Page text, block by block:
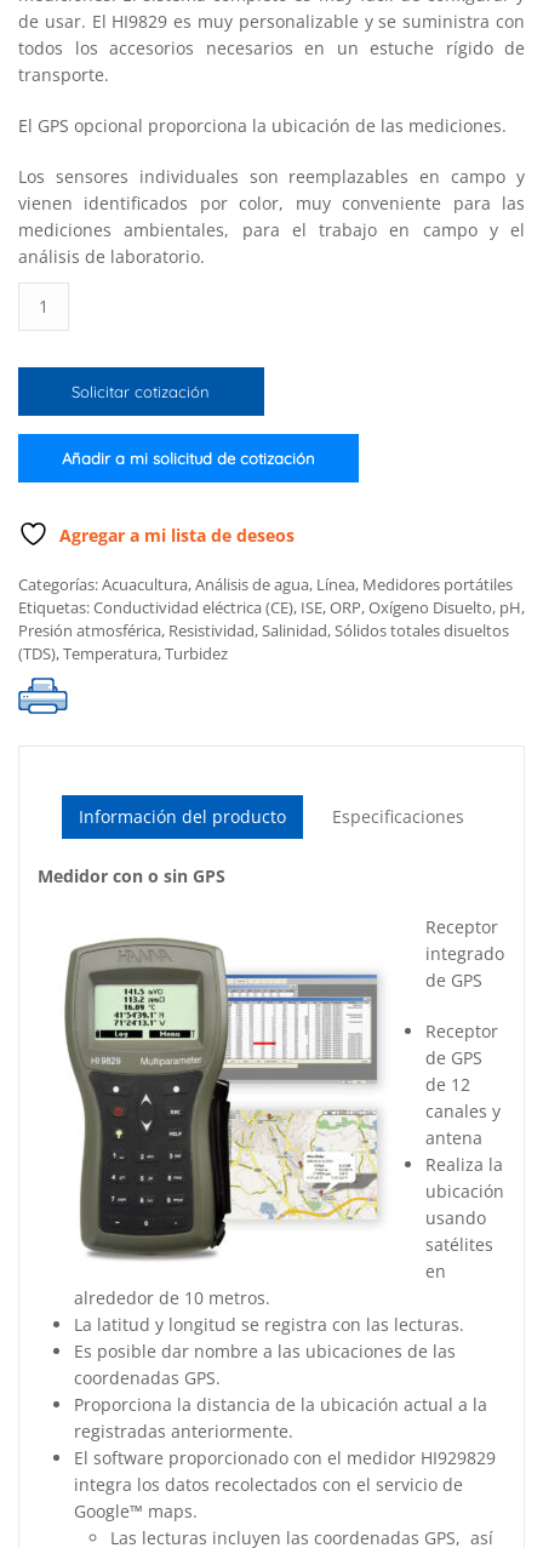
de usar. El HI9829 es muy personalizable y se suministra con
todos los accesorios necesarios en un estuche rígido de
transporte.
El GPS opcional proporciona la ubicación de las mediciones.
Los sensores individuales son reemplazables en campo y
vienen identificados por color, muy conveniente para las
mediciones ambientales, para el trabajo en campo y el
análisis de laboratorio.
multiparamétrico
CE,
sonda
c/regist.
20
de
cable,
230V
cantidad
Solicitar cotización
Añadir a mi solicitud de cotización
Agregar a mi lista de deseos
Categorías:Acuacultura,Análisis de agua, Línea, Medidores portátiles
Etiquetas:Conductividad eléctrica (CE), ISE,ORP,Oxígeno Disuelto, pH,
Presión atmosférica, Resistividad,Salinidad,Sólidos totales disueltos
(TDS),Temperatura,Turbidez
Información del producto Especificaciones
Medidor con o sin GPS
Receptor
integrado
de GPS
Receptor
de GPS
de 12
canales y
antena
Realiza la
ubicación
usando
satélites
en
alrededor de 10 metros.
La latitud y longitud se registra con las lecturas.
Es posible dar nombre a las ubicaciones de las
coordenadas GPS.
Proporciona la distancia de la ubicación actual a la
registradas anteriormente.
El software proporcionado con el medidor HI929829
integra los datos recolectados con el servicio de
Google™ maps.
Las lecturas incluyen las coordenadas GPS, así